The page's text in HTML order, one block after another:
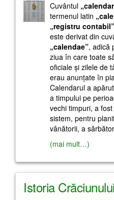
Cuvântul
termenul latin
„registru contabil”
este derivat din
„calendae”, adică
ziua în care toate
oficiale şi zilele de
erau anunţate în
Calendarul a
a timpului pe
vechi timpuri, a
sistem, pentru
vânătorii, a
(mai mult…)
Istoria Crăciunului